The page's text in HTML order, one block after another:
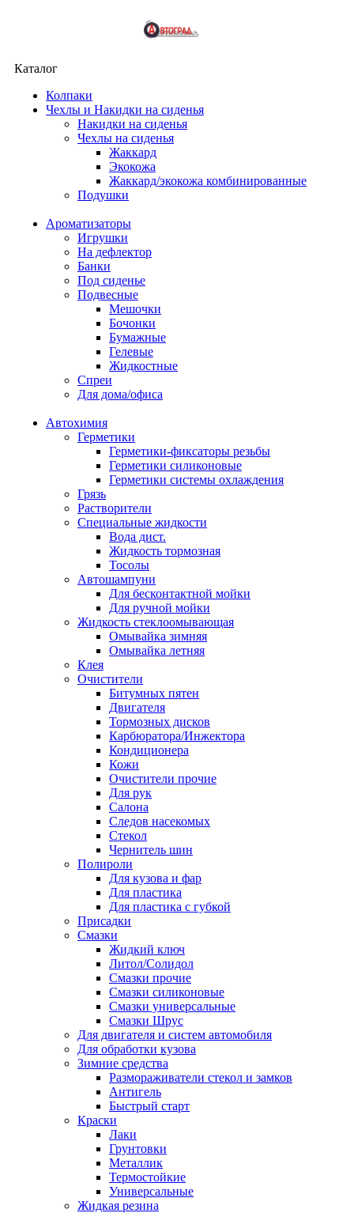
Каталог
Колпаки
Чехлы и Накидки на сиденья
Накидки на сиденья
Чехлы на сиденья
Жаккард
Экокожа
Жаккард/экокожа комбинированные
Подушки
Ароматизаторы
Игрушки
На дефлектор
Банки
Под сиденье
Подвесные
Мешочки
Бочонки
Бумажные
Гелевые
Жидкостные
Спреи
Для дома/офиса
Автохимия
Герметики
Герметики-фиксаторы резьбы
Герметики силиконовые
Герметики системы охлаждения
Грязь
Растворители
Специальные жидкости
Вода дист.
Жидкость тормозная
Тосолы
Автошампуни
Для бесконтактной мойки
Для ручной мойки
Жидкость стеклоомывающая
Омывайка зимняя
Омывайка летняя
Клея
Очистители
Битумных пятен
Двигателя
Тормозных дисков
Карбюратора/Инжектора
Кондиционера
Кожи
Очистители прочие
Для рук
Салона
Следов насекомых
Стекол
Чернитель шин
Полироли
Для кузова и фар
Для пластика
Для пластика с губкой
Присадки
Смазки
Жидкий ключ
Литол/Солидол
Смазки прочие
Смазки силиконовые
Смазки универсальные
Смазки Шрус
Для двигателя и систем автомобиля
Для обработки кузова
Зимние средства
Размораживатели стекол и замков
Антигель
Быстрый старт
Краски
Лаки
Грунтовки
Металлик
Термостойкие
Универсальные
Жидкая резина